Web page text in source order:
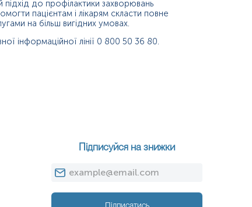
до профілактики захворювань
пацієнтам і лікарям скласти повне
на більш вигідних умовах.
інформаційної лінії 0 800 50 36 80.
Підписуйся на знижки